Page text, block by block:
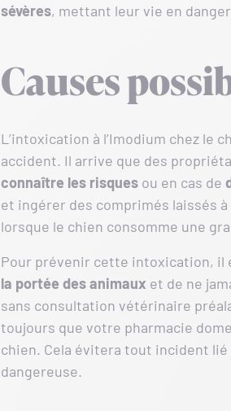
sévères, mettant leur vie en
Causes
L’intoxication à l’Imodium chez le
accident. Il arrive que des
connaître les risques ou en cas de
et ingérer des comprimés laissés
lorsque le chien consomme une
Pour prévenir cette intoxication, il
la portée des animaux et de ne
sans consultation vétérinaire
toujours que votre pharmacie
chien. Cela évitera tout incident
dangereuse.